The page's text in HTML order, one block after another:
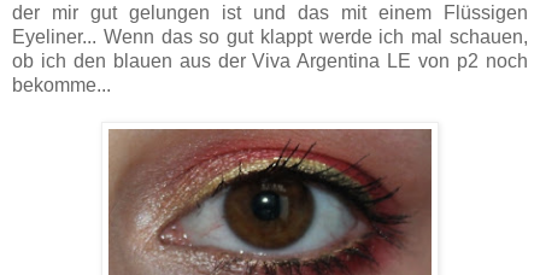
der mir gut gelungen ist und das mit einem Flüssigen
Eyeliner... Wenn das so gut klappt werde ich mal schauen,
ob ich den blauen aus der Viva Argentina LE von p2 noch
bekomme...